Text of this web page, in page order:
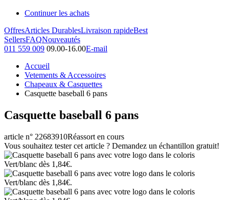
Continuer les achats
OffresArticles DurablesLivraison rapideBest
SellersFAQNouveautés
011 559 009 09.00-16.00E-mail
Accueil
Vetements & Accessoires
Chapeaux & Casquettes
Casquette baseball 6 pans
Casquette baseball 6 pans
article n° 22683910Réassort en cours
Vous souhaitez tester cet article ? Demandez un échantillon gratuit!